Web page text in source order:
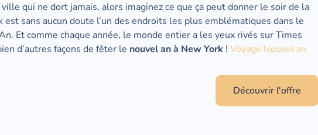
qui ne dort jamais, alors imaginez ce que ça peut donner le soir de la
sans aucun doute l’un des endroits les plus emblématiques dans le
Et comme chaque année, le monde entier a les yeux rivés sur Times
d’autres façons de fêter le nouvel an à New York ! Voyage Nouvel an
Découvrir l'offre